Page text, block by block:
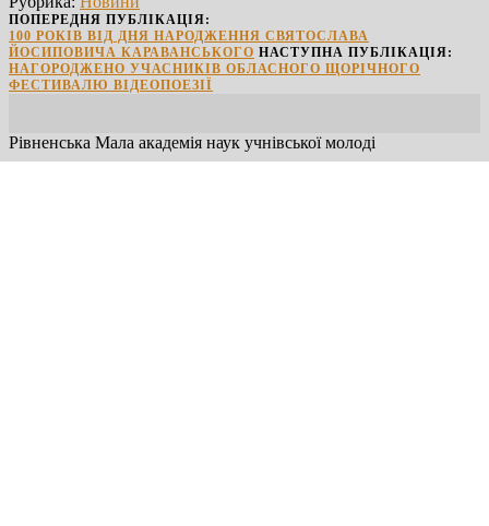
PrintFriendly
ПОПЕРЕДНЯ ПУБЛІКАЦІЯ:
100 РОКІВ ВІД ДНЯ НАРОДЖЕННЯ СВЯТОСЛАВА
ЙОСИПОВИЧА КАРАВАНСЬКОГО НАСТУПНА ПУБЛІКАЦІЯ:
НАГОРОДЖЕНО УЧАСНИКІВ ОБЛАСНОГО ЩОРІЧНОГО
ФЕСТИВАЛЮ ВІДЕОПОЕЗІЇ
Рівненська Мала академія наук учнівської молоді